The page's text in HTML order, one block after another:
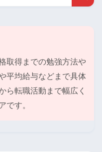
取得までの勉強方法や
平均給与などまで具体
ら転職活動まで幅広く
です。